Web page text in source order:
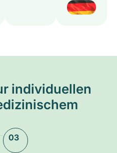
individuellen
03